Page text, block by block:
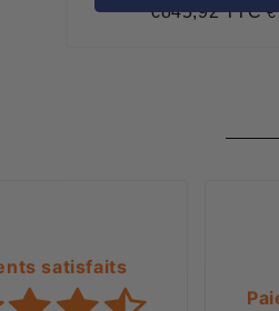
Prix
€845,92 TTC
satisfaits